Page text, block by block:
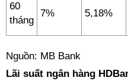
60
tháng
7% 5,18%
Nguồn: MB Bank
Lãi suất ngân hàng